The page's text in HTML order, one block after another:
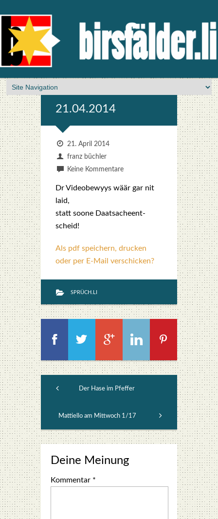
21.04.2014
21. April 2014
franz büchler
Keine Kommentare
Dr Video­be­wyys wäär gar nit
laid,
statt soo­ne Daat­sa­che­ent­
scheid!
Als pdf speichern, drucken
oder per E-Mail verschicken?
SPRÜCH.LI
Der Hase im Pfeffer
Mattiello am Mittwoch 1/17
Deine Meinung
Kommentar *